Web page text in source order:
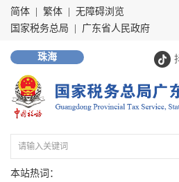
简体 繁体
无障碍浏览
国家税务总局
广东省人民政府
珠海
本站热词：